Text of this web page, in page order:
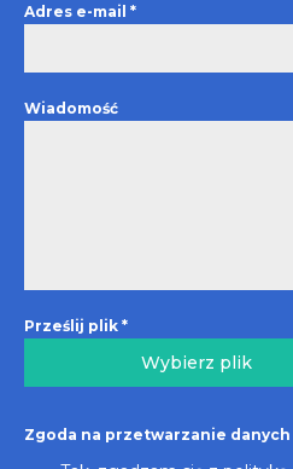
Adres e-mail *
Wiadomość
Prześlij plik *
Wybierz plik
Zgoda na przetwarzanie